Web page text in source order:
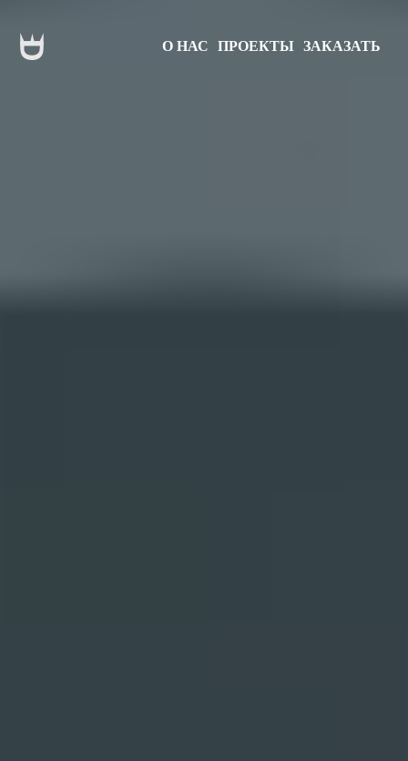
О НАС ПРОЕКТЫ ЗАКАЗАТЬ